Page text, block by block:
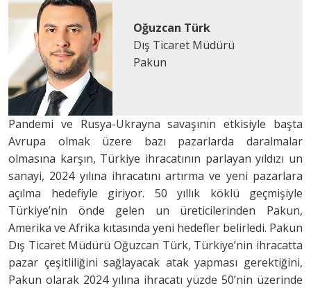
Oğuzcan Türk
Dış Ticaret Müdürü
Pakun
Pandemi ve Rusya-Ukrayna savaşının etkisiyle başta
Avrupa olmak üzere bazı pazarlarda daralmalar
olmasına karşın, Türkiye ihracatının parlayan yıldızı un
sanayi, 2024 yılına ihracatını artırma ve yeni pazarlara
açılma hedefiyle giriyor. 50 yıllık köklü geçmişiyle
Türkiye’nin önde gelen un üreticilerinden Pakun,
Amerika ve Afrika kıtasında yeni hedefler belirledi. Pakun
Dış Ticaret Müdürü Oğuzcan Türk, Türkiye’nin ihracatta
pazar çeşitliliğini sağlayacak atak yapması gerektiğini,
Pakun olarak 2024 yılına ihracatı yüzde 50’nin üzerinde